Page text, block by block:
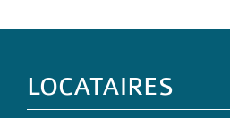
LOCATAIRES